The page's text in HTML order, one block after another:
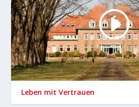
Leben mit Vertrauen